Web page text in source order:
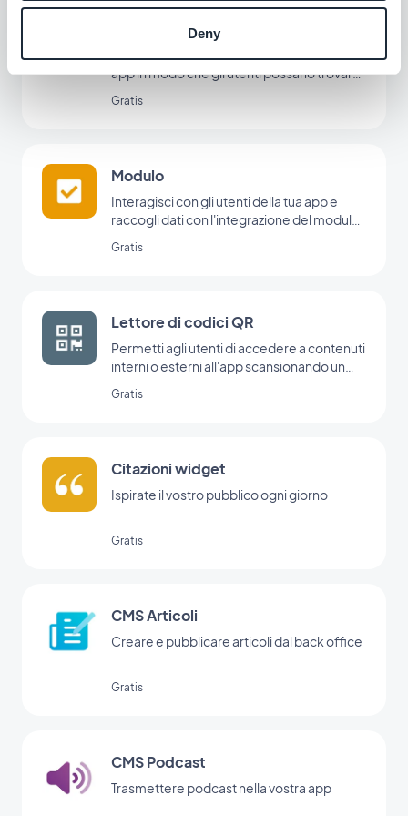
Deny
Integra un motore di ricerca interno alla tua
app in modo che gli utenti possano trovare i
l'estensione Ricerca di GoodBarber.
Gratis
Modulo
Interagisci con gli utenti della tua app e
raccogli dati con l'integrazione del modulo
Gratis
Lettore di codici QR
Permetti agli utenti di accedere a contenuti
interni o esterni all'app scansionando un
Gratis
Citazioni widget
Ispirate il vostro pubblico ogni giorno
Gratis
CMS Articoli
Creare e pubblicare articoli dal back office
Gratis
CMS Podcast
Trasmettere podcast nella vostra app